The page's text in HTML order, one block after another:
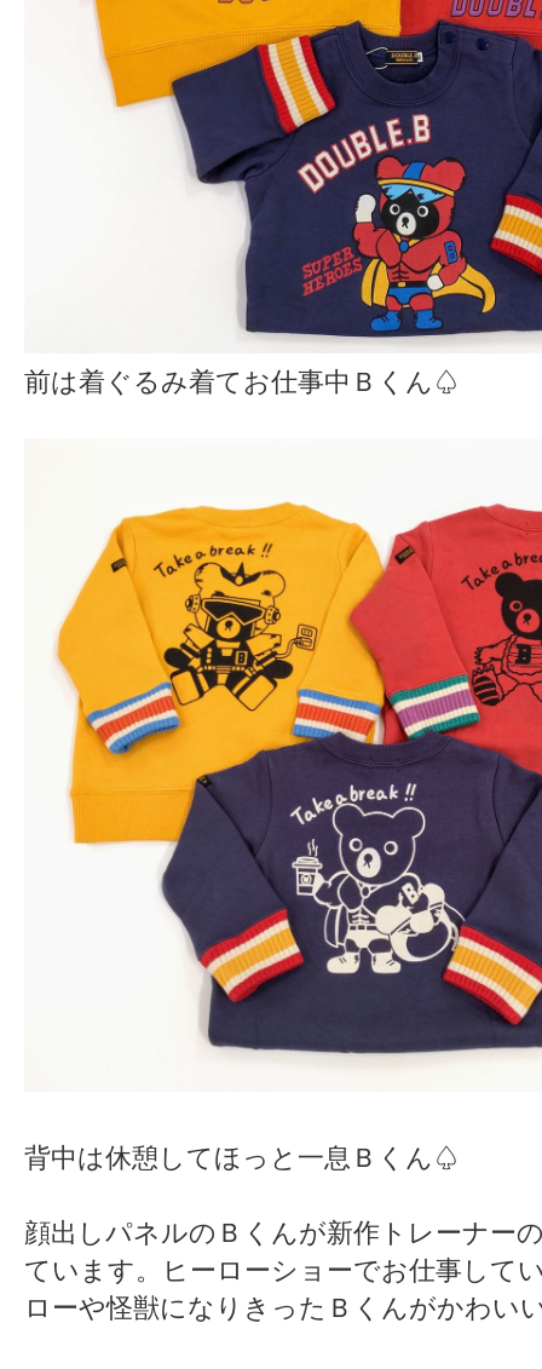
前は着ぐるみ着てお仕事中Ｂくん♤
背中は休憩してほっと一息Ｂくん♤
顔出しパネルのＢくんが新作トレーナー
ています。ヒーローショーでお仕事して
ローや怪獣になりきったＢくんがかわい